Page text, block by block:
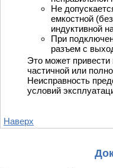
Не
емкостной
индуктивной
При
разъем с
Это может
частичной или
Неисправность
условий
Наверх